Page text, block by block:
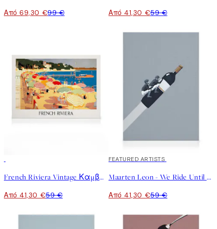
Από 69,30 €99 € Από 41,30 €59 €
French Riviera Vintage Καμβάς
Από 41,30 €59 €
30%*
FEATURED ARTISTS
Maarten Leon - We Ride Until Dawn Καμβάς
Από 41,30 €59 €